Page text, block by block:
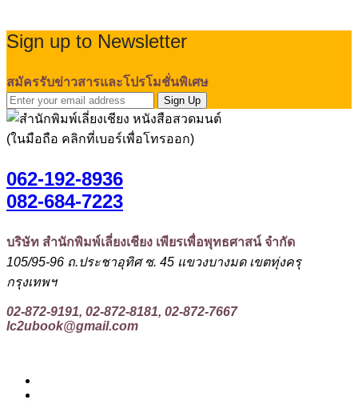
Sign up to Newsletter
สมัครรับข่าวสารและโปรโมชั่นพิเศษ
Sign Up
(ในมือถือ คลิกที่เบอร์เพื่อโทรออก)
062-192-8936
082-684-7223
บริษัท สำนักพิมพ์เลี่ยงเชียง เพียรเพื่อพุทธศาสน์ จำกัด
105/95-96 ถ.ประชาอุทิศ ซ. 45 แขวงบางมด เขตทุ่งครุ
กรุงเทพฯ
02-872-9191, 02-872-8181, 02-872-7667
lc2ubook@gmail.com